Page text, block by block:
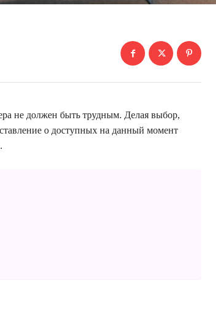
не должен быть трудным. Делая выбор,
о доступных на данный момент